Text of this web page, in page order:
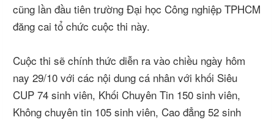
cũng lần đầu tiên trường Đại học Công nghiệp TPHCM
đăng cai tổ chức cuộc thi này.
Cuộc thi sẽ chính thức diễn ra vào chiều ngày hôm
nay 29/10 với các nội dung cá nhân với khối Siêu
CUP 74 sinh viên, Khối Chuyên Tin 150 sinh viên,
Không chuyên tin 105 sinh viên, Cao đẳng 52 sinh